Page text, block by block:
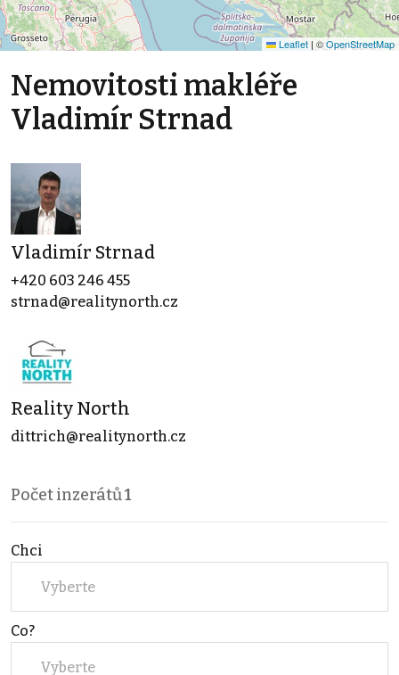
Leaflet | ©OpenStreetMap
Nemovitosti makléře
Vladimír Strnad
Vladimír Strnad
+420 603 246 455
strnad@realitynorth.cz
Reality North
dittrich@realitynorth.cz
Počet inzerátů1
Chci
Vyberte
Co?
Vyberte